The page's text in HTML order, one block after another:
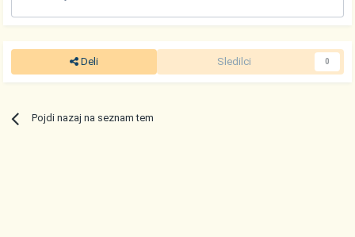
Deli Sledilci 0
Pojdi nazaj na seznam tem